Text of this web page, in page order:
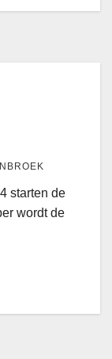
starten de
wordt de